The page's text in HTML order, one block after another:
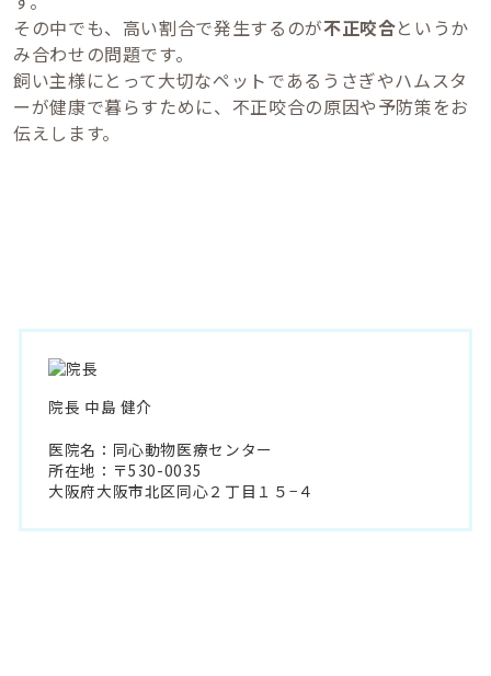
その中でも、高い割合で発生するのが不正咬合というか
み合わせの問題です。
飼い主様にとって大切なペットであるうさぎやハムスタ
ーが健康で暮らすために、不正咬合の原因や予防策をお
伝えします。
院長 中島 健介
医院名：同心動物医療センター
所在地：〒530-0035
大阪府大阪市北区同心２丁目１５−４